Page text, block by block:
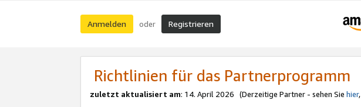
Anmelden oder Registrieren
Richtlinien für das Partnerprogramm
zuletzt aktualisiert am: 14. April 2026 (Derzeitige Partner - sehen Sie hier,